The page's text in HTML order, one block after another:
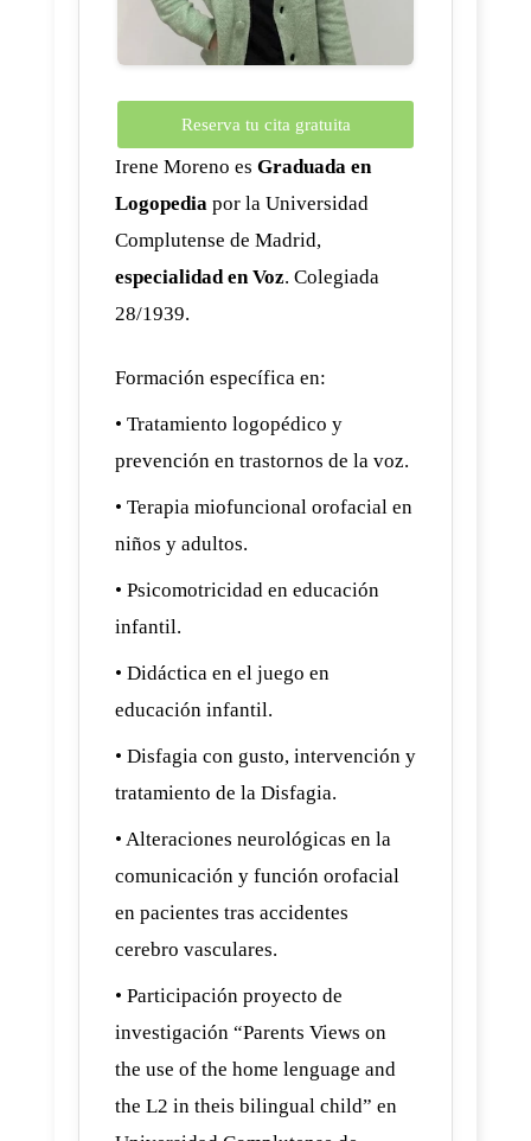
Reserva tu cita gratuita
Irene Moreno es Graduada en
Logopedia por la Universidad
Complutense de Madrid,
especialidad en Voz. Colegiada
28/1939.
Formación específica en:
• Tratamiento logopédico y
prevención en trastornos de la voz.
• Terapia miofuncional orofacial en
niños y adultos.
• Psicomotricidad en educación
infantil.
• Didáctica en el juego en
educación infantil.
• Disfagia con gusto, intervención y
tratamiento de la Disfagia.
• Alteraciones neurológicas en la
comunicación y función orofacial
en pacientes tras accidentes
cerebro vasculares.
• Participación proyecto de
investigación “Parents Views on
the use of the home lenguage and
the L2 in theis bilingual child” en